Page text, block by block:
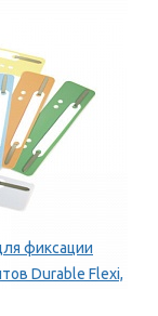
фиксации
Durable Flexi,